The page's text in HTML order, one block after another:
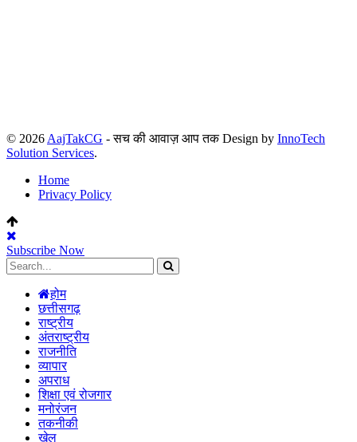
© 2026 AajTakCG - सच की आवाज़ आप तक Design by InnoTech
Solution Services.
Home
Privacy Policy
Subscribe Now
होम
छत्तीसगढ़
राष्ट्रीय
अंतराष्ट्रीय
राजनीति
व्यापार
अपराध
शिक्षा एवं रोजगार
मनोरंजन
तकनीकी
खेल